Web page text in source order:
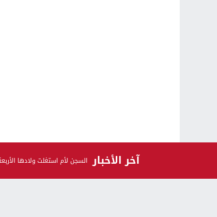
آخر الأخبار السجن لأم استغلت ولادها